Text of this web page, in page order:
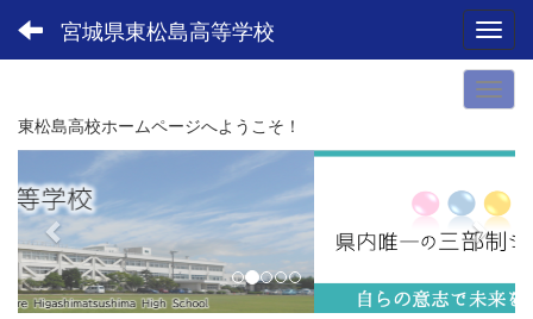
宮城県東松島高等学校
東松島高校ホームページへようこそ！
r
e
v
i
n
e
x